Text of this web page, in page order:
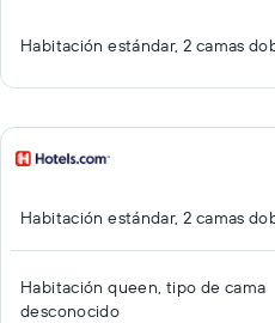
Habitación estándar, 2 camas
Habitación estándar, 2 camas
Habitación queen, tipo de cama
desconocido